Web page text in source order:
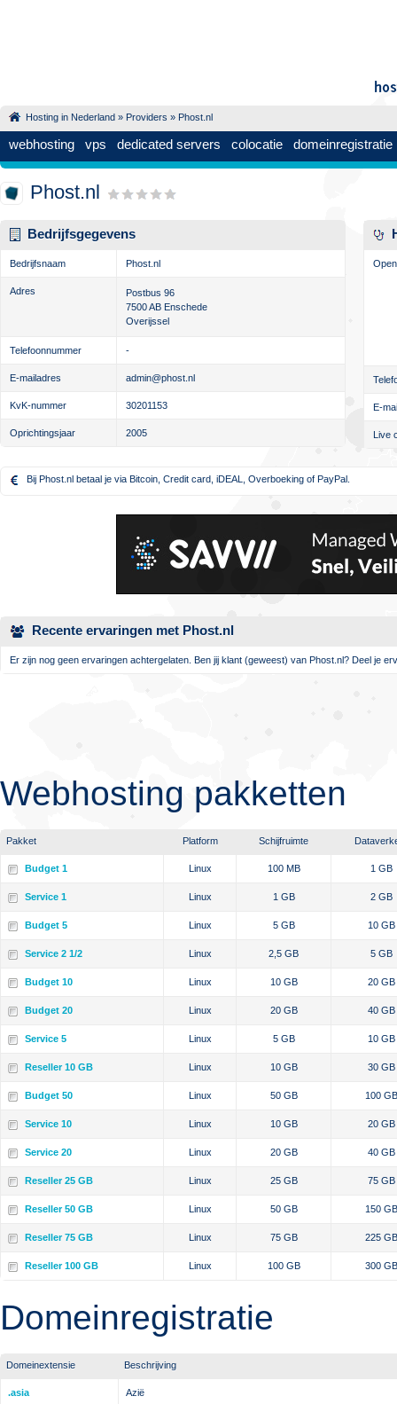
Hosting in Nederland » Providers » Phost.nl
webhosting vps dedicated servers colocatie domeinregistratie
Phost.nl
Bedrijfsgegevens
Bedrijfsnaam Phost.nl
Adres
Postbus 96
7500 AB Enschede
Overijssel
Telefoonnummer -
E-mailadres admin@phost.nl
KvK-nummer 30201153
Oprichtingsjaar 2005
E-
Live
Bij Phost.nl betaal je via Bitcoin, Credit card, iDEAL, Overboeking of PayPal.
Recente ervaringen met Phost.nl
Er zijn nog geen ervaringen achtergelaten. Ben jij klant (geweest) van Phost.nl? Deel je
Webhosting pakketten
Pakket Platform Schijfruimte
Budget 1 Linux 100 MB 1 GB
Service 1 Linux 1 GB 2 GB
Budget 5 Linux 5 GB 10 GB
Service 2 1/2 Linux 2,5 GB 5 GB
Budget 10 Linux 10 GB 20 GB
Budget 20 Linux 20 GB 40 GB
Service 5 Linux 5 GB 10 GB
Reseller 10 GB Linux 10 GB 30 GB
Budget 50 Linux 50 GB 100 GB
Service 10 Linux 10 GB 20 GB
Service 20 Linux 20 GB 40 GB
Reseller 25 GB Linux 25 GB 75 GB
Reseller 50 GB Linux 50 GB 150 GB
Reseller 75 GB Linux 75 GB 225 GB
Reseller 100 GB Linux 100 GB 300 GB
Domeinregistratie
Domeinextensie Beschrijving
.asia Azië